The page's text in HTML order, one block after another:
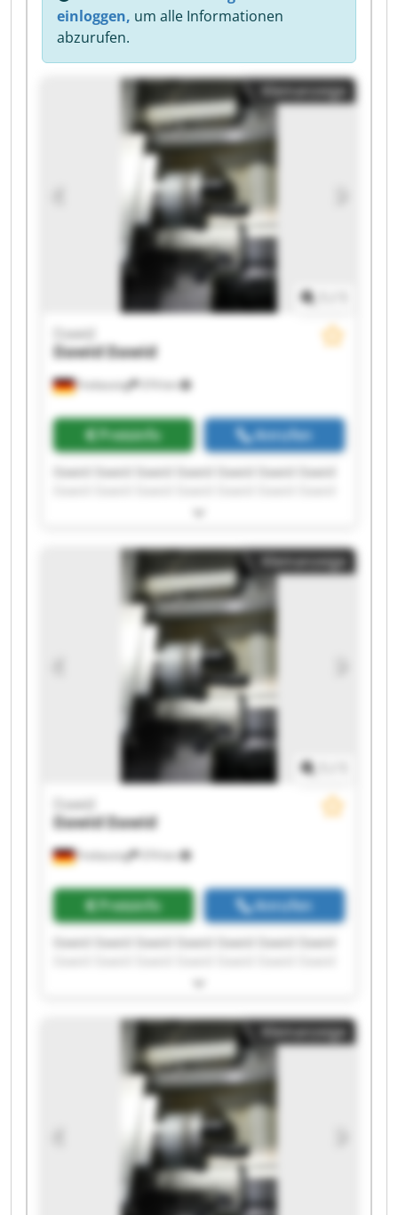
einloggen, um alle Informationen
abzurufen.
Kleinanzeige
Freilassing 374 km
Dawid
DawidDawid
Preisinfo Anrufen
Dawid Dawid Dawid Dawid Dawid Dawid Dawid
Dawid Dawid Dawid Dawid Dawid Dawid
Kleinanzeige
Freilassing 374 km
Dawid
DawidDawid
Preisinfo Anrufen
Dawid Dawid Dawid Dawid Dawid Dawid Dawid
Dawid Dawid Dawid Dawid Dawid Dawid
Kleinanzeige